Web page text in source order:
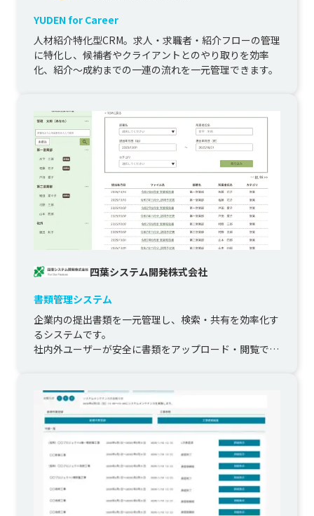
YUDEN for Career
人材紹介特化型CRM。求人・求職者・紹介フローの管理
に特化し、候補者やクライアントとのやり取りを効率
化、紹介〜成約までの一連の流れを一元管理できます。
四葉システム開発株式会社
書類管理システム
企業内の提出書類を一元管理し、検索・共有を効率化す
るシステムです。
社内外ユーザーが安全に書類をアップロード・閲覧でき